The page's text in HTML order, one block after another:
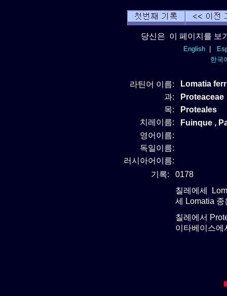
당신은 이 페이지를 보
English|
한국
라틴어 이름:
Lomatia
과:
Proteaceae
목:
Proteales
치레이름:
Fuinque ,
영어이름:
독일이름:
러시아어이름:
기록:
0178
칠레에세
세 Lomatia
칠레에서
이타베이스